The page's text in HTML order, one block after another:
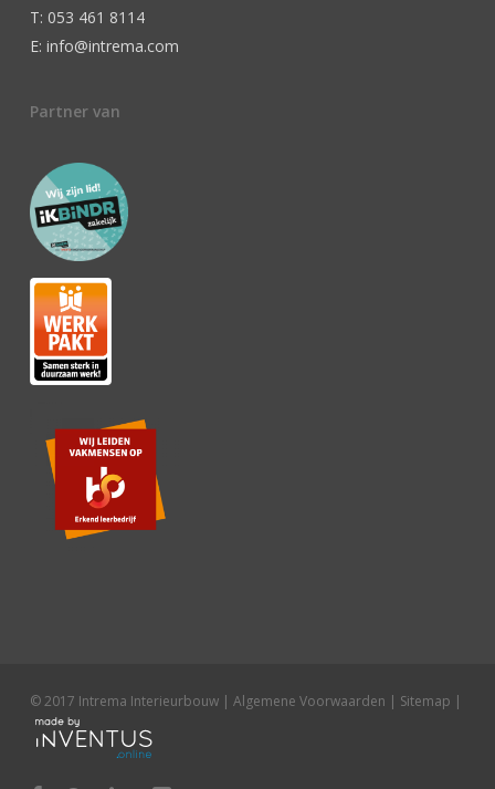
T: 053 461 8114
E: info@intrema.com
Partner van
© 2017 Intrema Interieurbouw | Algemene Voorwaarden | Sitemap |